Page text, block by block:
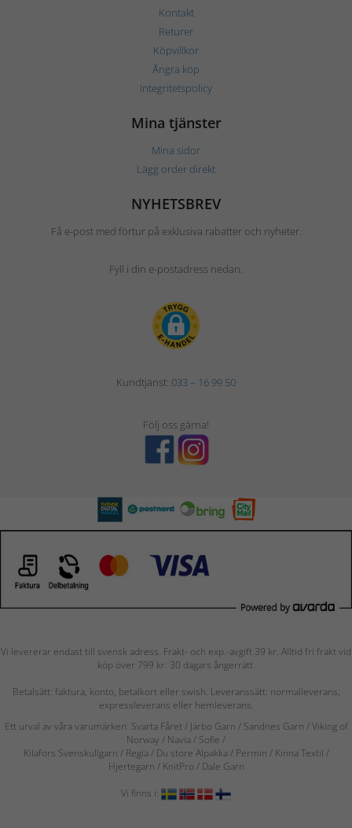
Kontakt
Returer
Köpvillkor
Ångra köp
Integritetspolicy
Mina tjänster
Mina sidor
Lägg order direkt
NYHETSBREV
Få e-post med förtur på exklusiva rabatter och nyheter.
Fyll i din e-postadress nedan.
Kundtjänst: 033 – 16 99 50
Följ oss gärna!
Vi levererar endast till svensk adress. Frakt- och exp.-avgift 39 kr. Alltid fri frakt vid
köp över 799 kr. 30 dagars ångerrätt.
Betalsätt: faktura, konto, betalkort eller swish. Leveranssätt: normalleverans,
expressleverans eller hemleverans.
Ett urval av våra varumärken: Svarta Fåret / Järbo Garn / Sandnes Garn / Viking of
Norway / Navia/ Sofie /
Kilafors Svenskullgarn / Regia / Du store Alpakka / Permin / Kinna Textil /
Hjertegarn / KnitPro / Dale Garn
Vi finns i: